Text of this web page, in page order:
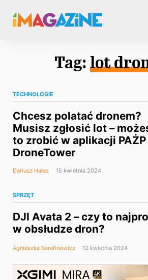
Tag: lot
TECHNOLOGIE
Chcesz polatać dronem?
Musisz zgłosić lot –
to zrobić w aplikacji PAŻP
DroneTower
Dariusz Hałas 15 kwietnia 2024
SPRZĘT
DJI Avata 2 – czy to
w obsłudze dron?
Agnieszka Serafinowicz 12 kwietnia 2024